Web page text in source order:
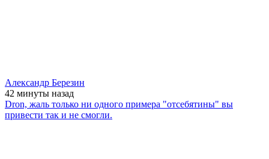
Александр Березин
42 минуты назад
Dron, жаль только ни одного примера "отсебятины" вы
привести так и не смогли.